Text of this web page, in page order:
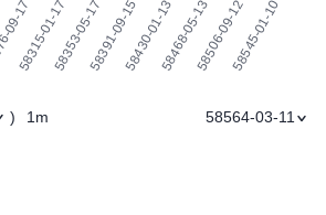
) 1m 58564-03-11